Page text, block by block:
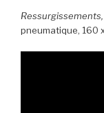
Ressurgissements,
pneumatique, 160